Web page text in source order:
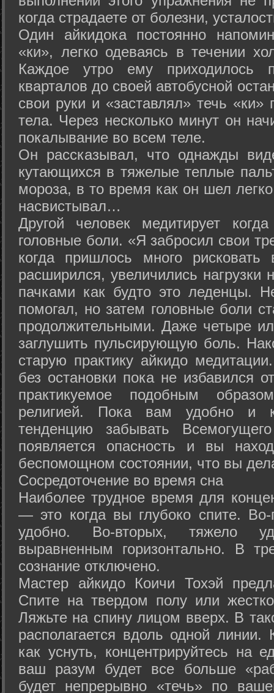
когда страдаете от болезни,
Один айкидока постоянно
«ки», легко одеваясь в течении
Каждое утро ему приходилось
кварталов до своей автобусной
свои руки и «заставлял» течь «ки»
тела. Через несколько минут он
покалывание во всем теле.
Он рассказывал, что однажды
кутающихся в тяжелые теплые
мороза, в то время как он шел
насвистывал…
Другой человек медитирует
головные боли. «Я забросил свои
когда пришлось много
расширился, увеличились нагрузки
пачками как будто это леденцы.
помогал, но затем головные боли
продолжительными. Даже четыре
заглушить пульсирующую боль.
старую практику айкидо
без остановки пока не избавился
практикуемое подобным
религией. Пока вам удобно и
тенденцию забывать
появляется опасность и вы
беспомощном состоянии, что вы
Сосредоточение во время сна
Наиболее трудное время для
— это когда вы глубоко спите.
удобно. Во-вторых, тяжело
выравненным горизонтально. В
сознание отключено.
Мастер айкидо Коичи Тохэй
Спите на твердом полу или
Ляжьте на спину лицом вверх. В
располагается вдоль одной
как уснуть, концентрируйтесь на
ваш разум будет все больше
будет непрерывно «течь» по